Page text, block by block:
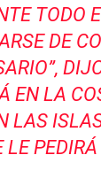
TODO
DE
EN LA
LAS
PEDIRÁ